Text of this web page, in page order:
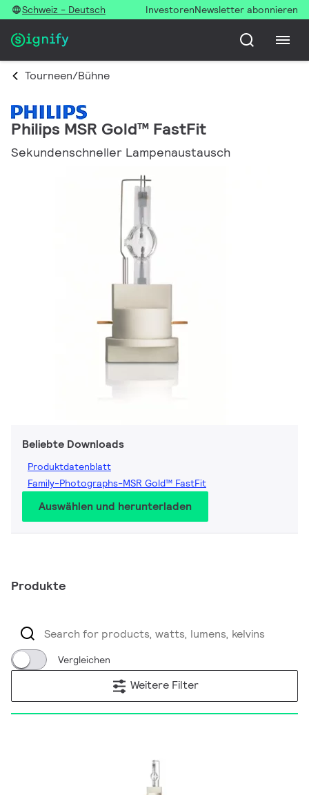
Schweiz - Deutsch InvestorenNewsletter abonnieren
Tourneen/Bühne
Philips MSR Gold™ FastFit
Sekundenschneller Lampenaustausch
Beliebte Downloads
Produktdatenblatt
Family-Photographs-MSR Gold™ FastFit
Auswählen und herunterladen
Produkte
Vergleichen
Weitere Filter